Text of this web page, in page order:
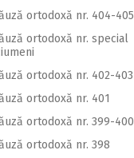
ortodoxă nr. 404-405
ortodoxă nr. special
ortodoxă nr. 402-403
ortodoxă nr. 401
ortodoxă nr. 399-400
ortodoxă nr. 398